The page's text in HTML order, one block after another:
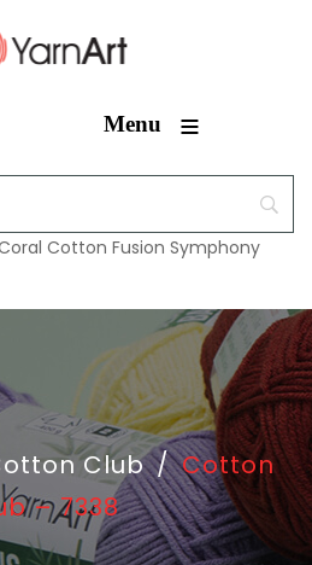
Menu ≡
Cotton Fusion Symphony
Club / Cotton
– 7338